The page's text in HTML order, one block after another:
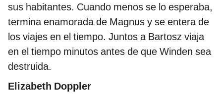
sus habitantes. Cuando menos se lo esperaba,
termina enamorada de Magnus y se entera de
los viajes en el tiempo. Juntos a Bartosz viaja
en el tiempo minutos antes de que Winden sea
destruida.
Elizabeth Doppler